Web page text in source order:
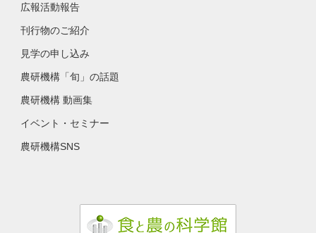
広報活動報告
刊行物のご紹介
見学の申し込み
農研機構「旬」の話題
農研機構 動画集
イベント・セミナー
農研機構SNS